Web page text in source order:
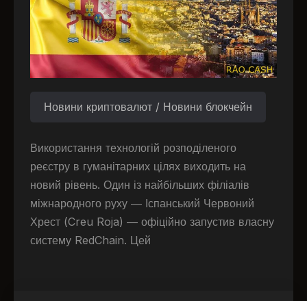
Новини криптовалют / Новини блокчейн
Використання технологій розподіленого
реєстру в гуманітарних цілях виходить на
новий рівень. Один із найбільших філіалів
міжнародного руху — Іспанський Червоний
Хрест (Creu Roja) — офіційно запустив власну
систему RedChain. Цей